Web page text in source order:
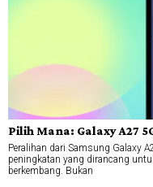
Pilih Mana: Galaxy A27
Peralihan dari Samsung Galaxy
peningkatan yang dirancang
berkembang. Bukan